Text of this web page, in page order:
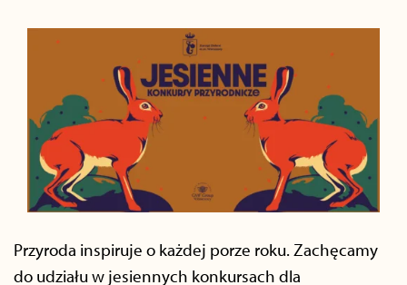
Przyroda inspiruje o każdej porze roku. Zachęcamy
do udziału w jesiennych konkursach dla